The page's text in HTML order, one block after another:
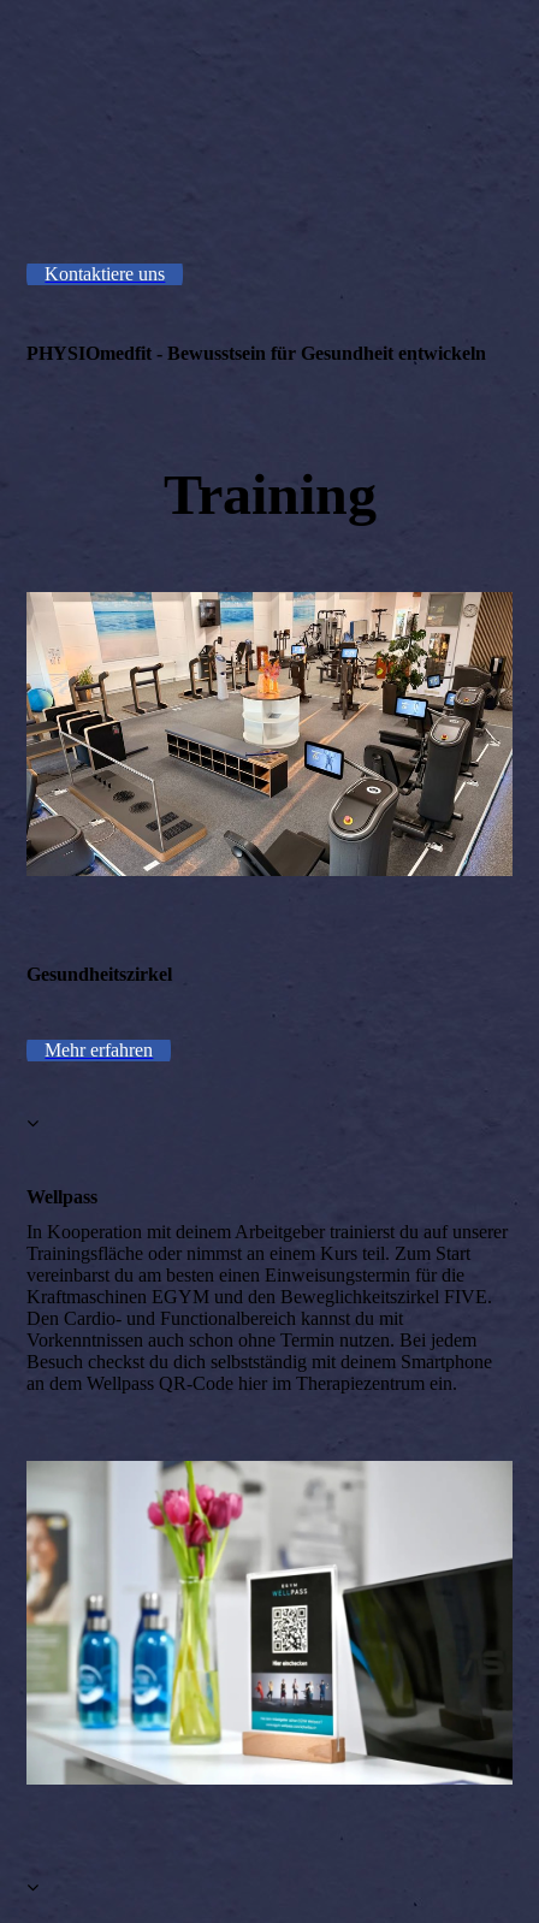
Kontaktiere uns
PHYSIOmedfit - Bewusstsein für Gesundheit entwickeln
Training
Gesundheitszirkel
Mehr erfahren
Wellpass
In Kooperation mit deinem Arbeitgeber trainierst du auf unserer
Trainingsfläche oder nimmst an einem Kurs teil. ‍Zum Start
vereinbarst du am besten einen Einweisungstermin für die
Kraftmaschinen EGYM und den Beweglichkeitszirkel FIVE.
Den Cardio- und Functionalbereich kannst du mit
Vorkenntnissen auch schon ohne Termin nutzen. Bei jedem
Besuch checkst du dich selbstständig mit deinem Smartphone
an dem Wellpass QR-Code hier im Therapiezentrum ein.